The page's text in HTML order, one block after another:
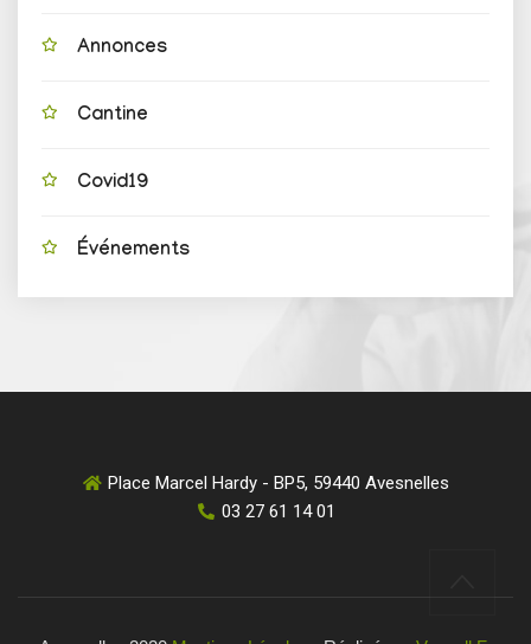
Annonces
Cantine
Covid19
Événements
Place Marcel Hardy - BP5, 59440 Avesnelles
03 27 61 14 01